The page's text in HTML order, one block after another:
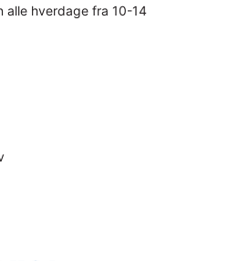
hverdage fra 10-14